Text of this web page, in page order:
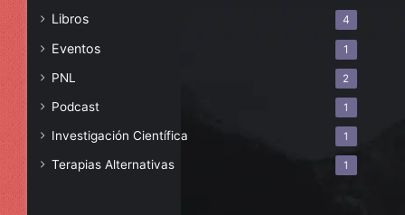
Libros 4
Eventos 1
PNL 2
Podcast 1
Investigación Científica 1
Terapias Alternativas 1